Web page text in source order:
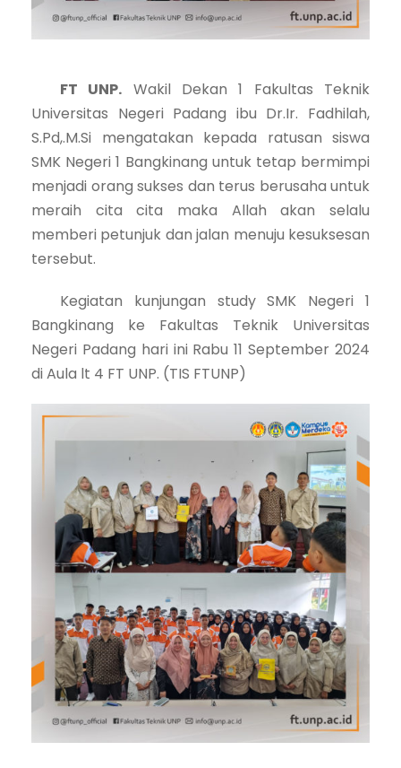
FT UNP. Wakil Dekan 1 Fakultas Teknik
Universitas Negeri Padang ibu Dr.Ir. Fadhilah,
S.Pd,.M.Si mengatakan kepada ratusan siswa
SMK Negeri 1 Bangkinang untuk tetap bermimpi
menjadi orang sukses dan terus berusaha untuk
meraih cita cita maka Allah akan selalu
memberi petunjuk dan jalan menuju kesuksesan
tersebut.
Kegiatan kunjungan study SMK Negeri 1
Bangkinang ke Fakultas Teknik Universitas
Negeri Padang hari ini Rabu 11 September 2024
di Aula lt 4 FT UNP. (TIS FTUNP)